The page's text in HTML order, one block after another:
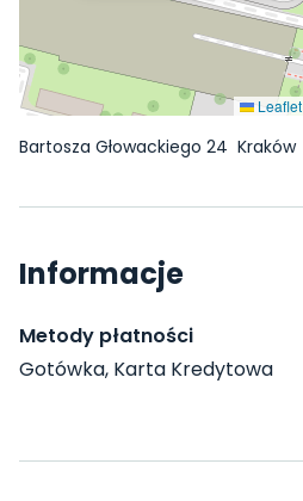
Leaflet
Bartosza Głowackiego 24 Kraków
Informacje
Metody płatności
Gotówka, Karta Kredytowa